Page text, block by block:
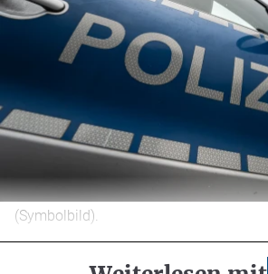
(Symbolbild).